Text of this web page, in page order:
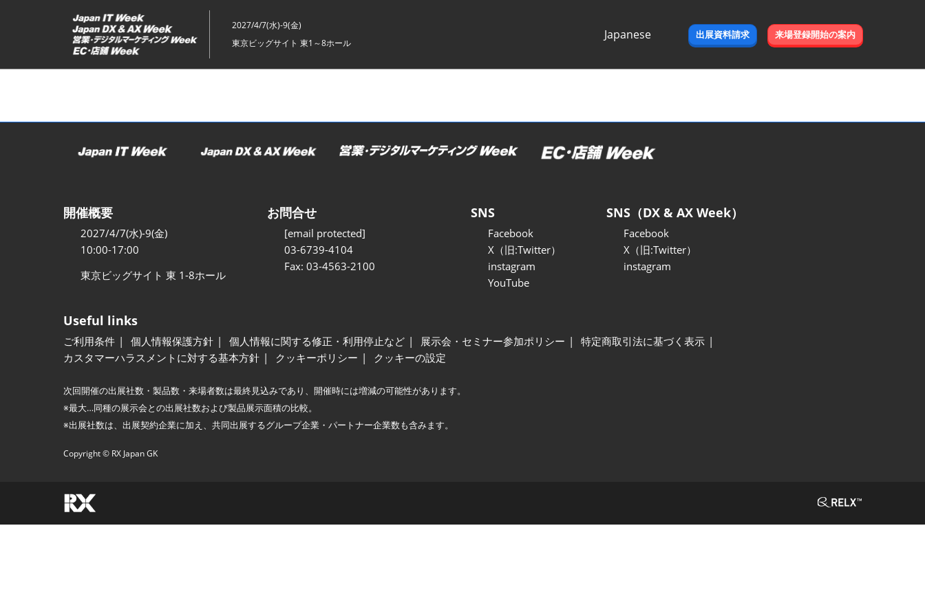
ッ
2027/4/7(水)-9(金)
東京ビッグサイト 東1～8ホール
Japanese
出展資料請求 来場登録開始の案内
開催概要
2027/4/7(水)-9(金)
10:00-17:00
東京ビッグサイト 東 1-8ホール
お問合せ
[email protected]
03-6739-4104
Fax: 03-4563-2100
SNS
Facebook
X（旧:Twitter）
instagram
YouTube
SNS（DX & AX Week）
Facebook
X（旧:Twitter）
instagram
Useful links
ご利用条件 個人情報保護方針 個人情報に関する修正・利用停止など 展示会・セミナー参加ポリシー
特定商取引法に基づく表示
カスタマーハラスメントに対する基本方針
クッキーポリシー クッキーの設定
次回開催の出展社数・製品数・来場者数は最終見込みであり、開催時には増減の可能性があります。
※最大…同種の展示会との出展社数および製品展示面積の比較。
※出展社数は、出展契約企業に加え、共同出展するグループ企業・パートナー企業数も含みます。
Copyright © RX Japan GK